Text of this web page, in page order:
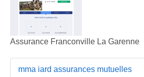
Assurance Franconville La Garenne
mma iard assurances mutuelles